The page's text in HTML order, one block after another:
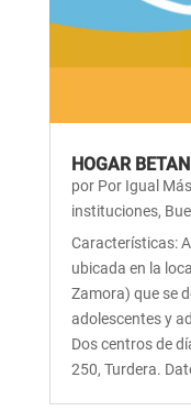
HOGAR
por Por Igual Más
instituciones,
Características:
ubicada en la
Zamora) que se
adolescentes y
Dos centros de
250, Turdera.